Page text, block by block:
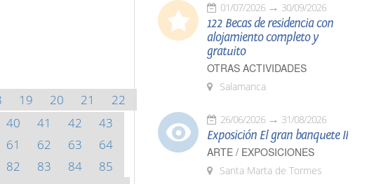
19 20 21
22
40 41 42
43
61 62 63
64
82 83 84
85
01/07/2026 30/09/2026
122 Becas de residencia con
alojamiento completo y
gratuito
OTRAS ACTIVIDADES
Salamanca
26/06/2026 31/08/2026
Exposición El gran banquete II
ARTE / EXPOSICIONES
Santa Marta de Tormes